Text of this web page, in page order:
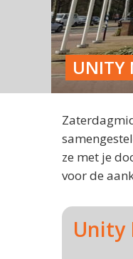
UNITY
ze met je
voor de
Unity